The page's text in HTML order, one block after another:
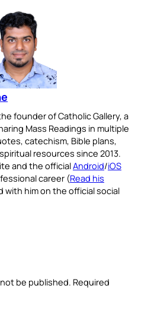
founder of Catholic Gallery, a
Mass Readings in multiple
catechism, Bible plans,
resources since 2013.
and the officialAndroid/iOS
career (Read his
with him on the official social
be published. Required